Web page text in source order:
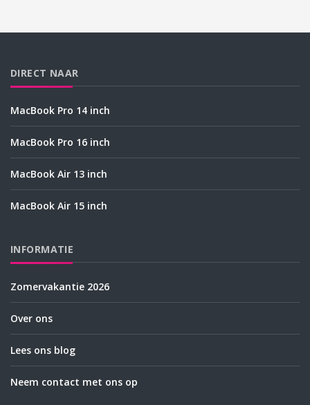
DIRECT NAAR
MacBook Pro 14 inch
MacBook Pro 16 inch
MacBook Air 13 inch
MacBook Air 15 inch
INFORMATIE
Zomervakantie 2026
Over ons
Lees ons blog
Neem contact met ons op